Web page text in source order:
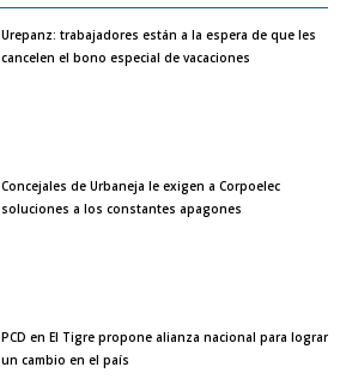
Urepanz: trabajadores están a la espera de que les
cancelen el bono especial de vacaciones
Concejales de Urbaneja le exigen a Corpoelec
soluciones a los constantes apagones
PCD en El Tigre propone alianza nacional para lograr
un cambio en el país